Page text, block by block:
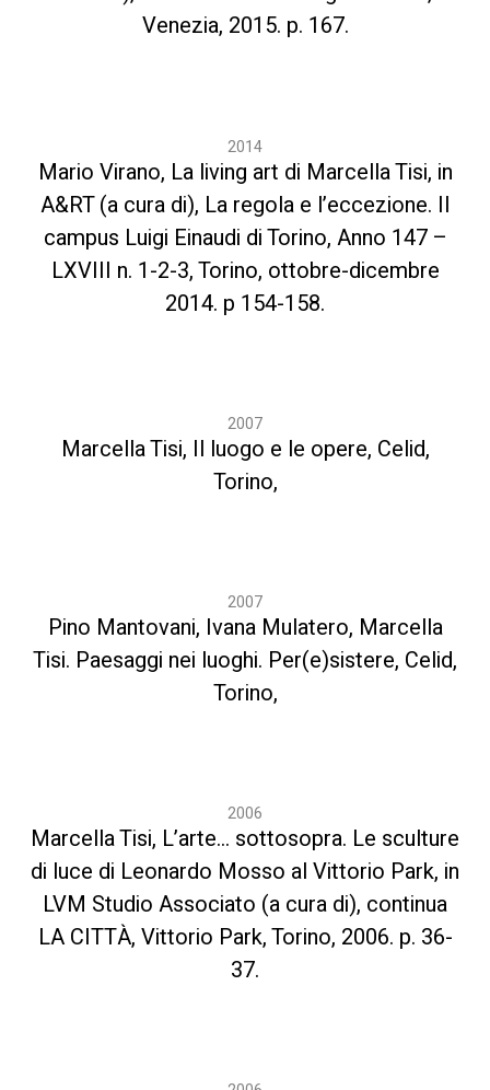
Venezia, 2015. p. 167.
2014
Mario Virano, La living art di Marcella Tisi, in
A&RT (a cura di), La regola e l’eccezione. Il
campus Luigi Einaudi di Torino, Anno 147 –
LXVIII n. 1-2-3, Torino, ottobre-dicembre
2014. p 154-158.
2007
Marcella Tisi, Il luogo e le opere, Celid,
Torino,
2007
Pino Mantovani, Ivana Mulatero, Marcella
Tisi. Paesaggi nei luoghi. Per(e)sistere, Celid,
Torino,
2006
Marcella Tisi, L’arte… sottosopra. Le sculture
di luce di Leonardo Mosso al Vittorio Park, in
LVM Studio Associato (a cura di), continua
LA CITTÀ, Vittorio Park, Torino, 2006. p. 36-
37.